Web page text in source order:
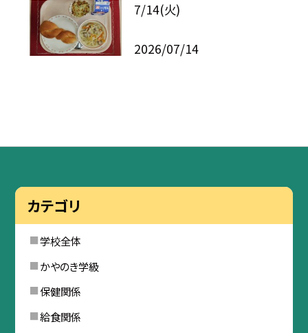
7/14(火)
2026/07/14
カテゴリ
学校全体
かやのき学級
保健関係
給食関係